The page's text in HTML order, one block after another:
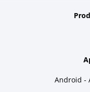
Android -